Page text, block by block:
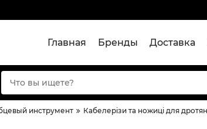
Главная Бренды Доставка
инструмент Кабелерізи та ножиці для